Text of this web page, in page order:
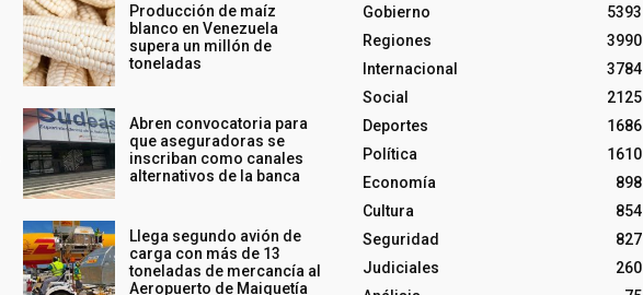
Producción de maíz
blanco en Venezuela
supera un millón de
toneladas
Abren convocatoria para
que aseguradoras se
inscriban como canales
alternativos de la banca
Llega segundo avión de
carga con más de 13
toneladas de mercancía al
Aeropuerto de Maiquetía
Gobierno
5393
Regiones
3990
Internacional
3784
Social
2125
Deportes
1686
Política
1610
Economía
898
Cultura
854
Seguridad
827
Judiciales
260